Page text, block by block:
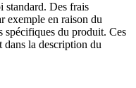
standard. Des frais
exemple en raison du
spécifiques du produit. Ces
dans la description du